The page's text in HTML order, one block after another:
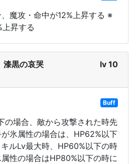
魔攻・命中が12%上昇する ※
昇する
漆黒の哀哭 lv 10
Buff
の場合、敵から攻撃された時先
氷属性の場合は、HP62%以下
ルLv最大時、HP60%以下の時
性の場合はHP80%以下の時に